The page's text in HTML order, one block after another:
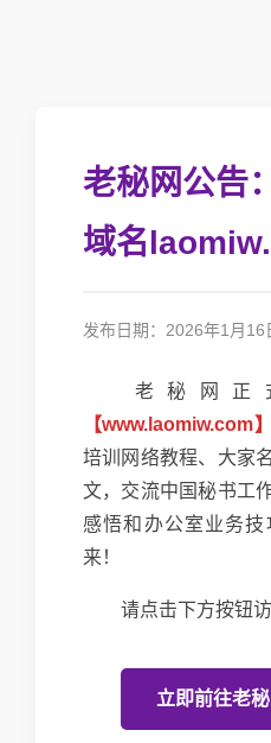
老秘网公告
域名
发布日期：2026年1月16
老秘网正
【www.laomiw.com】
培训网络教程、大家
文，交流中国秘书工
感悟和办公室业务
来！
请点击下方按钮访
立即前往老